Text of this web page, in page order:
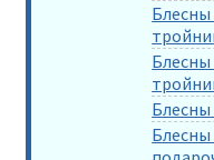
Блесны
Блесны
Блесны